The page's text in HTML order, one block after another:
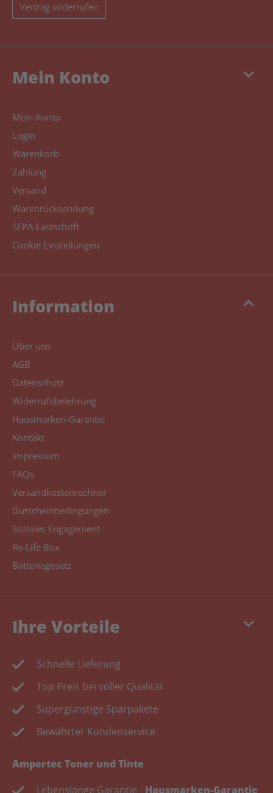
Vertrag widerrufen
keyboard_arrow_down
Mein Konto
Mein Konto
Login
Warenkorb
Zahlung
Versand
Warenrücksendung
SEPA-Lastschrift
Cookie Einstellungen
keyboard_arrow_up
Information
Über uns
AGB
Datenschutz
Widerrufsbelehrung
Hausmarken-Garantie
Kontakt
Impressum
FAQs
Versandkostenrechner
Gutscheinbedingungen
Soziales Engagement
Re-Life Box
Batteriegesetz
keyboard_arrow_down
Ihre Vorteile
Schnelle Lieferung
Top Preis bei voller Qualität
Supergünstige Sparpakete
Bewährter Kundenservice
Ampertec Toner und Tinte
Lebenslange Garantie - Hausmarken-Garantie